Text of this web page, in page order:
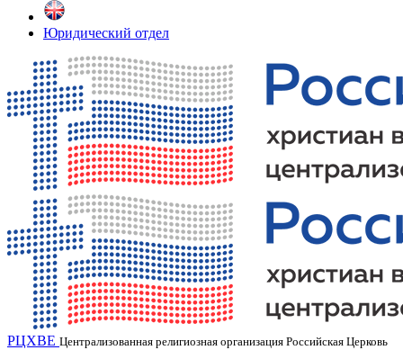
Юридический отдел
РЦХВЕ Централизованная религиозная организация Российская Церковь